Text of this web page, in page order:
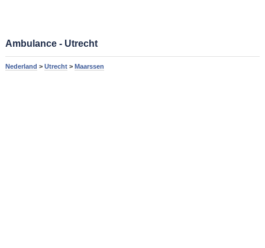
Ambulance - Utrecht
Nederland > Utrecht> Maarssen